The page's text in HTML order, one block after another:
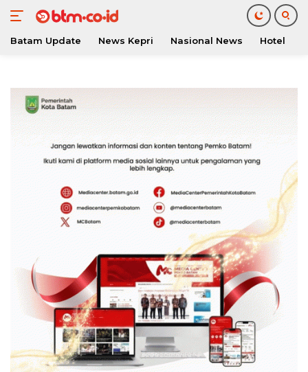
konten
Batam Update News Kepri Nasional News Hotel